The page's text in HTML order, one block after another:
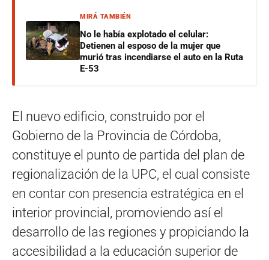
MIRÁ TAMBIÉN
No le había explotado el celular:
Detienen al esposo de la mujer que
murió tras incendiarse el auto en la Ruta
E-53
El nuevo edificio, construido por el
Gobierno de la Provincia de Córdoba,
constituye el punto de partida del plan de
regionalización de la UPC, el cual consiste
en contar con presencia estratégica en el
interior provincial, promoviendo así el
desarrollo de las regiones y propiciando la
accesibilidad a la educación superior de